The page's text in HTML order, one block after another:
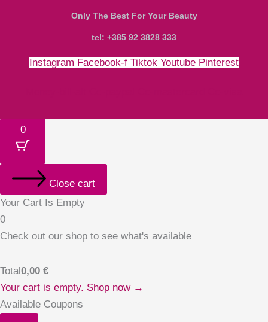
Only The Best For Your Beauty
tel: +385 92 3828 333
Instagram Facebook-f Tiktok Youtube Pinterest
0
Close cart
Your Cart Is Empty
0
Check out our shop to see what's available
Total0,00 €
Your cart is empty. Shop now →
Available Coupons